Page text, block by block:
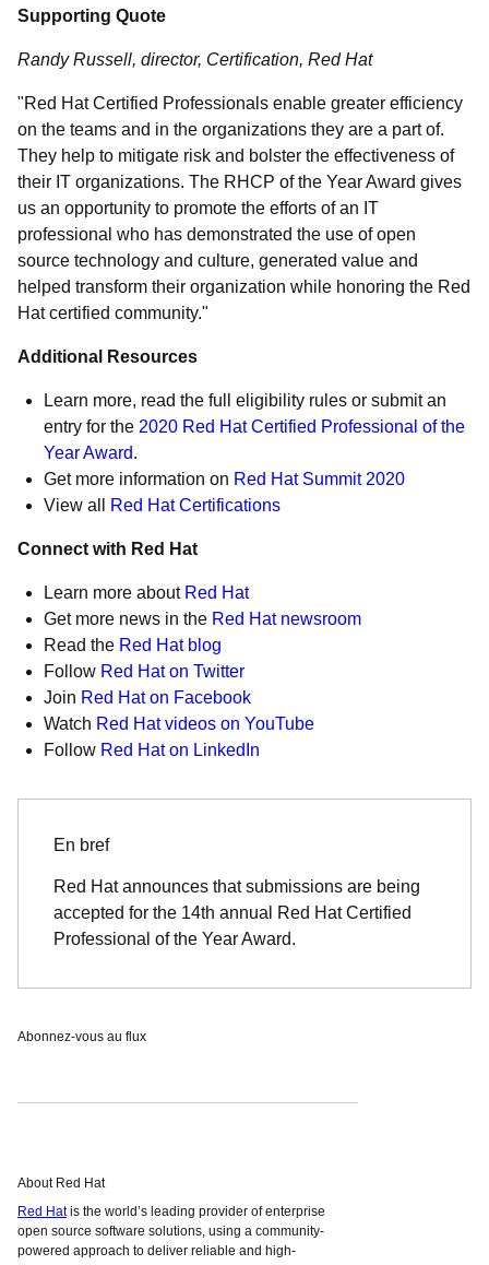
Supporting Quote
Randy Russell, director, Certification, Red Hat
"Red Hat Certified Professionals enable greater efficiency
on the teams and in the organizations they are a part of.
They help to mitigate risk and bolster the effectiveness of
their IT organizations. The RHCP of the Year Award gives
us an opportunity to promote the efforts of an IT
professional who has demonstrated the use of open
source technology and culture, generated value and
helped transform their organization while honoring the Red
Hat certified community."
Additional Resources
Learn more, read the full eligibility rules or submit an
entry for the 2020 Red Hat Certified Professional of the
Year Award.
Get more information on Red Hat Summit 2020
View all
Red Hat Certifications
Connect with Red Hat
Learn more about Red Hat
Get more news in the Red Hat newsroom
Read the Red Hat blog
Follow Red Hat on Twitter
Join Red Hat on Facebook
Watch Red Hat videos on YouTube
Follow Red Hat on LinkedIn
En bref
Red Hat announces that submissions are being
accepted for the 14th annual Red Hat Certified
Professional of the Year Award.
Abonnez-vous au flux
About Red Hat
Red Hatis the world’s leading provider of enterprise
open source software solutions, using a community-
powered approach to deliver reliable and high-